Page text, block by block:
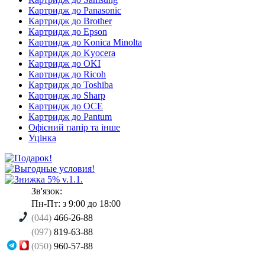
Картридж до Panasonic
Картридж до Brother
Картридж до Epson
Картридж до Konica Minolta
Картридж до Kyocera
Картридж до OKI
Картридж до Ricoh
Картридж до Toshiba
Картридж до Sharp
Картридж до OCE
Картридж до Pantum
Офісний папір та інше
Уцінка
Зв'язок:
Пн-Пт: з 9:00 до 18:00
(044) 466-26-88
(097) 819-63-88
(050) 960-57-88